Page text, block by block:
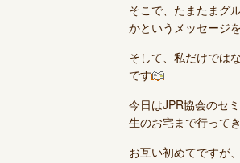
そこで、たまたまグ
かというメッセージ
そして、私だけでは
です
今日はJPR協会のセ
生のお宅まで行って
お互い初めてですが